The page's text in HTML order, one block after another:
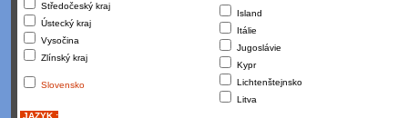
Středočeský kraj
Ústecký kraj
Vysočina
Zlínský kraj
Slovensko
Island
Itálie
Jugoslávie
Kypr
Lichtenštejnsko
Litva
JAZYK :